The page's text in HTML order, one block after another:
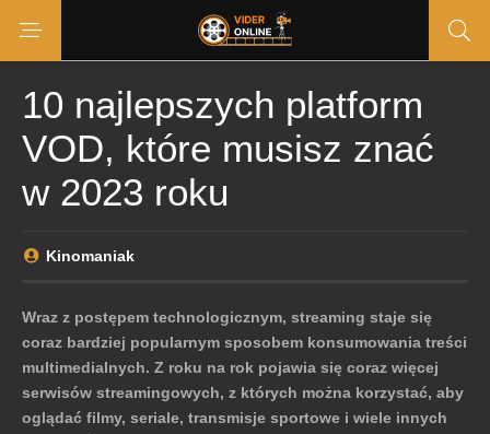
10 najlepszych platform
VOD, które musisz znać
w 2023 roku
Kinomaniak
Wraz z postępem technologicznym, streaming staje się
coraz bardziej popularnym sposobem konsumowania treści
multimedialnych. Z roku na rok pojawia się coraz więcej
serwisów streamingowych, z których można korzystać, aby
oglądać filmy, seriale, transmisje sportowe i wiele innych